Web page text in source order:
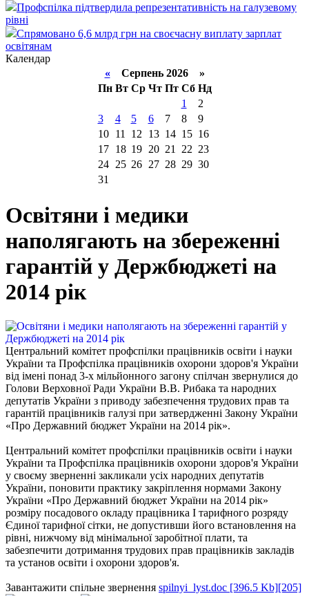
Профспілка підтвердила репрезентативність на галузевому
рівні
Спрямовано 6,6 млрд грн на своєчасну виплату зарплат
освітянам
Календар
«Серпень 2026 »
Пн Вт Ср Чт Пт Сб Нд
1
2
3
4 5 6 7 8
9
10
11 12 13 14 15 16
17
18 19 20 21 22 23
24
25 26 27 28 29 30
31
Освітяни і медики
наполягають на збереженні
гарантій у Держбюджеті на
2014 рік
Центральний комітет профспілки працівників освіти і науки
України та Профспілка працівників охорони здоров'я України
від імені понад 3-х мільйонного загону спілчан звернулися до
Голови Верховної Ради України В.В. Рибака та народних
депутатів України з приводу забезпечення трудових прав та
гарантій працівників галузі при затвердженні Закону України
«Про Державний бюджет України на 2014 рік».
Центральний комітет профспілки працівників освіти і науки
України та Профспілка працівників охорони здоров'я України
у своєму зверненні закликали усіх народних депутатів
України, поновити практику закріплення нормами Закону
України «Про Державний бюджет України на 2014 рік»
розміру посадового окладу працівника І тарифного розряду
Єдиної тарифної сітки, не допустивши його встановлення на
рівні, нижчому від мінімальної заробітної плати, та
забезпечити дотримання трудових прав працівників закладів
та установ освіти і охорони здоров'я.
Завантажити спільне звернення spilnyi_lyst.doc [396.5 Kb][205]